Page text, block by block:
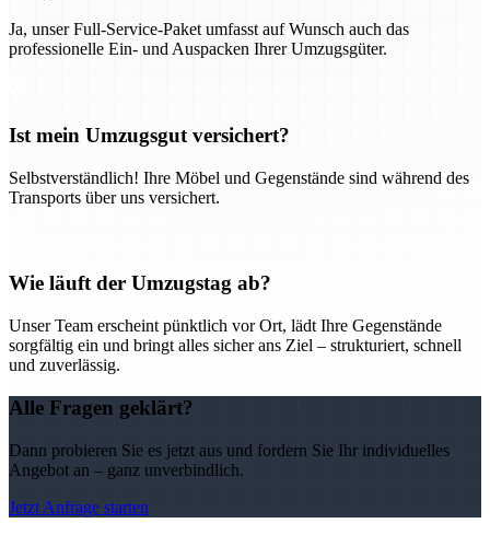
Ja, unser Full-Service-Paket umfasst auf Wunsch auch das
professionelle Ein- und Auspacken Ihrer Umzugsgüter.
Ist mein Umzugsgut versichert?
Selbstverständlich! Ihre Möbel und Gegenstände sind während des
Transports über uns versichert.
Wie läuft der Umzugstag ab?
Unser Team erscheint pünktlich vor Ort, lädt Ihre Gegenstände
sorgfältig ein und bringt alles sicher ans Ziel – strukturiert, schnell
und zuverlässig.
Alle Fragen geklärt?
Dann probieren Sie es jetzt aus und fordern Sie Ihr individuelles
Angebot an – ganz unverbindlich.
Jetzt Anfrage starten